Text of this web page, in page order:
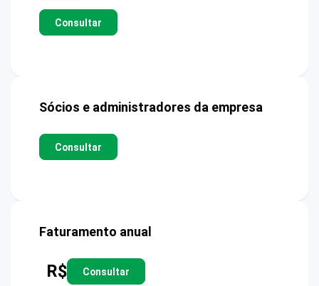
Consultar
Sócios e administradores da empresa
Consultar
Faturamento anual
R$ Consultar